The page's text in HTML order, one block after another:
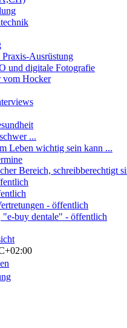
Ausrüstung
und digitale Fotografie
vom Hocker
...
Leben wichtig sein kann ...
Bereich, schreibberechtigt
- öffentlich
buy dentale" - öffentlich